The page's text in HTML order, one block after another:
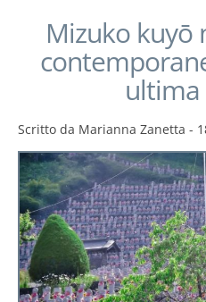
Mizuko kuyō
Scritto da Marianna Zanetta -